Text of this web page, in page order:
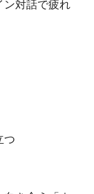
対話で疲れ
つ